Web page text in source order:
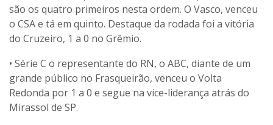
são os quatro primeiros nesta ordem. O Vasco, venceu
o CSA e tá em quinto. Destaque da rodada foi a vitória
do Cruzeiro, 1 a 0 no Grêmio.
• Série C o representante do RN, o ABC, diante de um
grande público no Frasqueirão, venceu o Volta
Redonda por 1 a 0 e segue na vice-liderança atrás do
Mirassol de SP.